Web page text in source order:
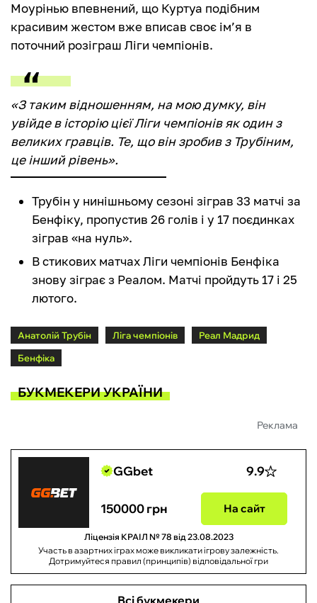
Моурінью впевнений, що Куртуа подібним
красивим жестом вже вписав своє ім’я в
поточний розіграш Ліги чемпіонів.
«З таким відношенням, на мою думку, він
увійде в історію цієї Ліги чемпіонів як один з
великих гравців. Те, що він зробив з Трубіним,
це інший рівень».
Трубін у нинішньому сезоні зіграв 33 матчі за
Бенфіку, пропустив 26 голів і у 17 поєдинках
зіграв «на нуль».
В стикових матчах Ліги чемпіонів Бенфіка
знову зіграє з Реалом. Матчі пройдуть 17 і 25
лютого.
Анатолій Трубін Ліга чемпіонів
Реал Мадрид
Бенфіка
БУКМЕКЕРИ УКРАЇНИ
Реклама
GGbet 9.9
150000 грн На сайт
Ліцензія КРАІЛ № 78 від 23.08.2023
Участь в азартних іграх може викликати ігрову залежність.
Дотримуйтеся правил (принципів) відповідальної гри